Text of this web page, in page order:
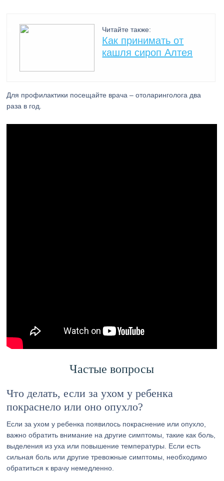
Читайте также:
Как принимать от
кашля сироп Алтея
Для профилактики посещайте врача – отоларинголога два
раза в год.
Частые вопросы
Что делать, если за ухом у ребенка
покраснело или оно опухло?
Если за ухом у ребенка появилось покраснение или опухло,
важно обратить внимание на другие симптомы, такие как боль,
выделения из уха или повышение температуры. Если есть
сильная боль или другие тревожные симптомы, необходимо
обратиться к врачу немедленно.